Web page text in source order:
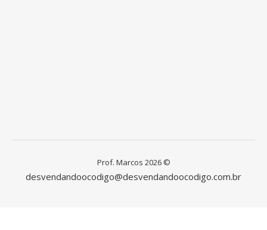
Prof. Marcos 2026 ©
desvendandoocodigo@desvendandoocodigo.com.br